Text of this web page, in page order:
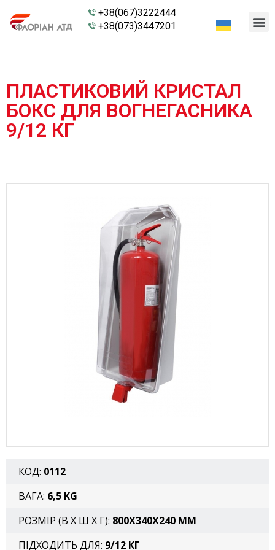
+38(067)3222444
+38(073)3447201
ПЛАСТИКОВИЙ КРИСТАЛ
БОКС ДЛЯ ВОГНЕГАСНИКА
9/12 КГ
КОД: 0112
ВАГА: 6,5 KG
РОЗМІР (В X Ш X Г): 800X340X240 ММ
ПІДХОДИТЬ ДЛЯ: 9/12 КГ